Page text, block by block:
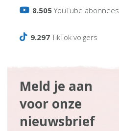
8.505YouTube abonnees
9.297TikTok volgers
Meld je aan
voor onze
nieuwsbrief